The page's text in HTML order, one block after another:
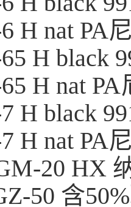
H nat PA
H black
H nat PA
H black
H nat PA
20 HX
50 含